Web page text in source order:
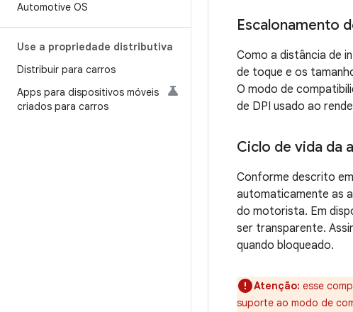
Automotive OS
Use a propriedade distributiva
Distribuir para carros
Apps para dispositivos móveis
criados para carros
Escalonamento
Como a distância de
de toque e os
O modo de
de DPI usado ao
Ciclo de vida da
Conforme descrito em
automaticamente as
do motorista. Em
ser transparente.
quando bloqueado.
Atenção: esse
suporte ao modo de